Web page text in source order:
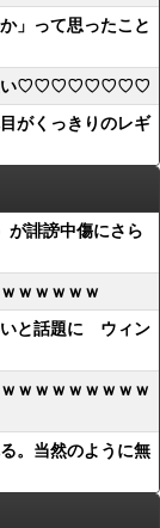
」って思ったこと
可愛い♡♡♡♡♡♡♡♡
がくっきりのレギ
が誹謗中傷にさら
ｗｗｗｗｗ
いと話題に ウィン
ｗｗｗｗｗｗｗｗ
。当然のように無